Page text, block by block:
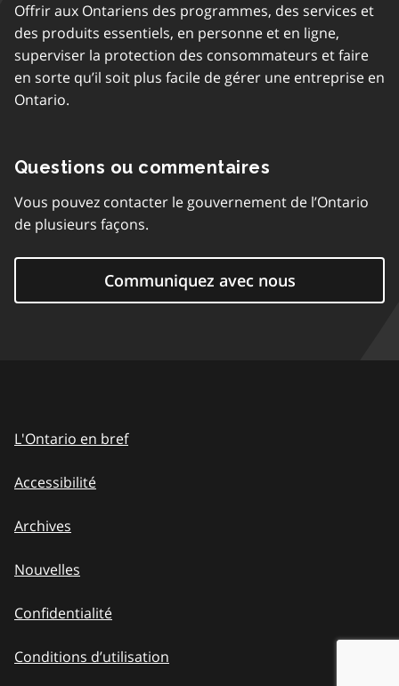
Offrir aux Ontariens des programmes, des services et
des produits essentiels, en personne et en ligne,
superviser la protection des consommateurs et faire
en sorte qu’il soit plus facile de gérer une entreprise en
Ontario.
Questions ou commentaires
Vous pouvez contacter le gouvernement de l’Ontario
de plusieurs façons.
Communiquez avec nous
L'Ontario en bref
Accessibilité
Archives
Nouvelles
Confidentialité
Conditions d’utilisation